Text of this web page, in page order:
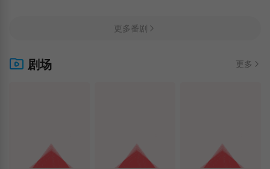
更多番剧
剧场 更多